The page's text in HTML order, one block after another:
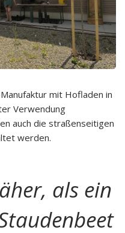
mit Hofladen in
Verwendung
auch die straßenseitigen
werden.
als ein